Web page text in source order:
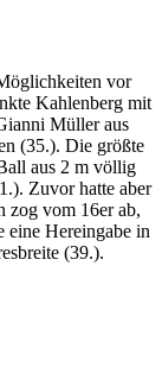
vor
Kahlenberg mit
Müller aus
(35.). Die größte
aus 2 m völlig
Zuvor hatte aber
zog vom 16er ab,
eine Hereingabe in
(39.).